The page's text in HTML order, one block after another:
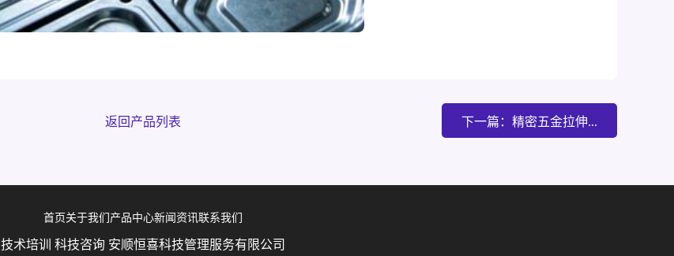
返回产品列表 下一篇：精密五金拉伸...
首页 关于我们 产品中心新闻资讯联系我们
技术培训 科技咨询 安顺恒喜科技管理服务有限公司